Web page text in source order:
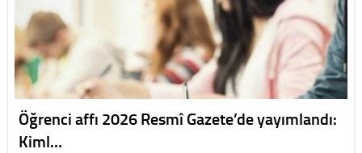
Öğrenci affı 2026 Resmî Gazete’de yayımlandı:
Kiml…